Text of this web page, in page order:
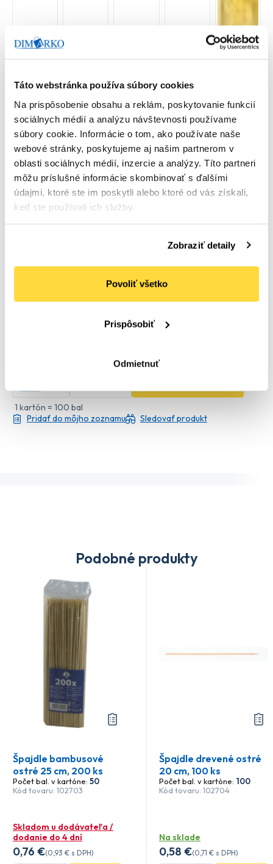
Táto webstránka používa súbory cookies
Na prispôsobenie obsahu a reklám, poskytovanie funkcií
sociálnych médií a analýzu návštevnosti používame
súbory cookie. Informácie o tom, ako používate naše
webové stránky, poskytujeme aj našim partnerom v
oblasti sociálnych médií, inzercie a analýzy. Títo partneri
môžu príslušné informácie skombinovať s ďalšími
údajmi, ktoré ste im poskytli alebo ktoré od vás získali,
keď ste používali ich služby.
Zobraziť detaily
Povoliť všetko
Prispôsobiť
Odmietnuť
Ste veľkoobchod, reštaurácia, škola
Zaregistrujte saa získajte lepšie ceny a
1 kartón = 100 bal
Pridať do môjho zoznamu
Sledovať produkt
Podobné produkty
Špajdle bambusové
ostré 25 cm, 200 ks
Počet bal. v kartóne: 50
Kód tovaru: 102703
Skladom u dodávateľa /
dodanie do 4 dní
0,76 €(0,93 € s DPH)
Špajdle drevené ostré
20 cm, 100 ks
Počet bal. v kartóne: 100
Kód tovaru: 102704
Na sklade
0,58 €(0,71 € s DPH)